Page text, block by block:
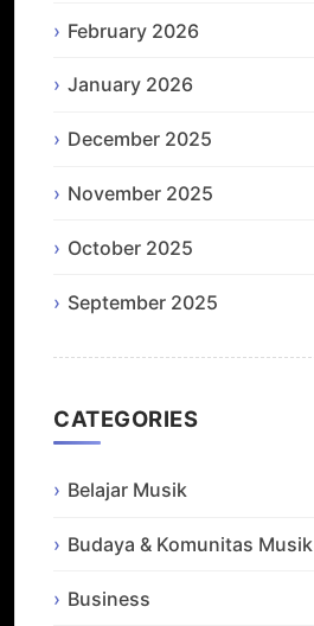
February 2026
January 2026
December 2025
November 2025
October 2025
September 2025
CATEGORIES
Belajar Musik
Budaya & Komunitas Musik
Business